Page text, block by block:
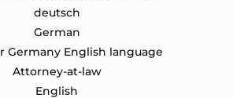
German
English